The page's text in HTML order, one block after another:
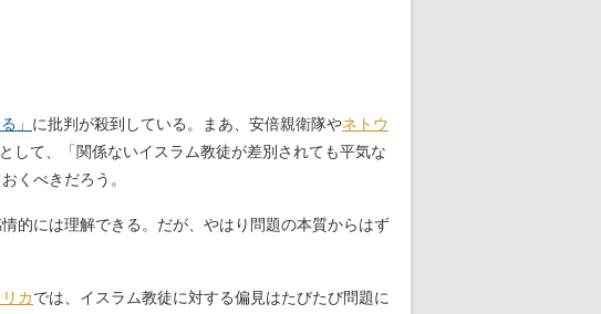
」 に批判が殺到している。まあ、安倍親衛隊やネトウ
して、「関係ないイスラム教徒が差別されても平気な
くべきだろう。
的には理解できる。だが、やはり問題の本質からはず
カでは、イスラム教徒に対する偏見はたびたび問題に